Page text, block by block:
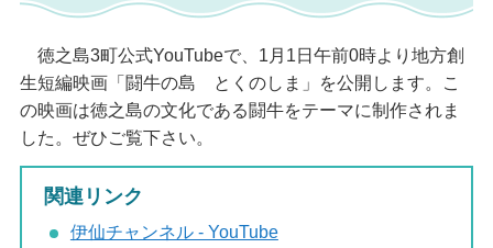
徳之島3町公式YouTubeで、1月1日午前0時より地方創
生短編映画「闘牛の島
と くのしま」を公開します。こ
の映画は徳之島の文化である闘牛をテーマに制作されま
した。ぜひご覧下さい。
関連リンク
伊仙チャンネル - YouTube